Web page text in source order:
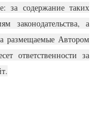
за содержание таких
законодательства, а
размещаемые Автором
ответственности за